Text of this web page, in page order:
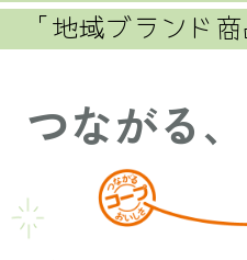
「地域ブランド商
つながる